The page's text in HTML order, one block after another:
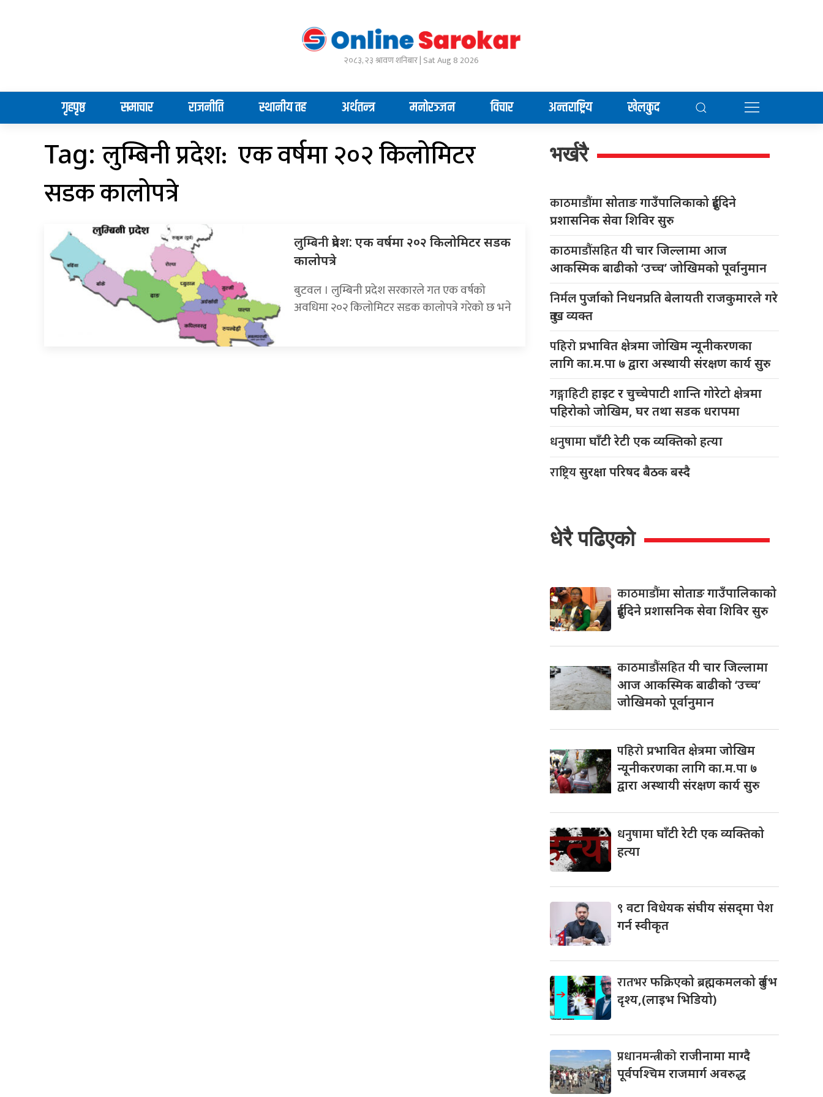
२०८३, २३ श्रावण शनिबार | Sat Aug 8 2026
गृहपृष्ठ समाचार राजनीति स्थानीय तह अर्थतन्त्र मनोरञ्जन विचार अन्तराष्ट्रिय खेलकुद
Tag: लुम्बिनी प्रदेश: एक वर्षमा २०२ किलोमिटर
सडक कालोपत्रे
लुम्बिनीप्रदेश: एक वर्षमा २०२ किलोमिटर सडक
कालोपत्रे
बुटवल । लुम्बिनी प्रदेश सरकारले गत एक वर्षको
अवधिमा २०२ किलोमिटर सडक कालोपत्रे गरेको छ भने
भर्खरै
काठमाडौंमासोताङ गाउँपालिकाको दुईदिने
प्रशासनिक सेवा शिविर सुरु
काठमाडौंसहितयी चार जिल्लामा आज
आकस्मिक बाढीको ‘उच्च’ जोखिमको पूर्वानुमान
निर्मलपुर्जाको निधनप्रति बेलायती राजकुमारले गरे
दुःख व्यक्त
पहिरोप्रभावित क्षेत्रमा जोखिम न्यूनीकरणका
लागि का.म.पा ७ द्वारा अस्थायी संरक्षण कार्य सुरु
गङ्गाहिटीहाइट र चुच्चेपाटी शान्ति गोरेटो क्षेत्रमा
पहिरोको जोखिम, घर तथा सडक धरापमा
धनुषामाघाँटी रेटी एक व्यक्तिको हत्या
राष्ट्रियसुरक्षा परिषद बैठक बस्दै
धेरै पढिएको
काठमाडौंमासोताङ गाउँपालिकाको
दुईदिने प्रशासनिक सेवा शिविर सुरु
काठमाडौंसहितयी चार जिल्लामा
आज आकस्मिक बाढीको ‘उच्च’
जोखिमको पूर्वानुमान
पहिरोप्रभावित क्षेत्रमा जोखिम
न्यूनीकरणका लागि का.म.पा ७
द्वारा अस्थायी संरक्षण कार्य सुरु
धनुषामाघाँटी रेटी एक व्यक्तिको
हत्या
९वटा विधेयक संघीय संसद्‌मा पेश
गर्न स्वीकृत
रातभरफक्रिएको ब्रह्मकमलको दुर्लभ
दृश्य,(लाइभ भिडियो)
प्रधानमन्त्रीकोराजीनामा माग्दै
पूर्वपश्चिम राजमार्ग अवरुद्ध